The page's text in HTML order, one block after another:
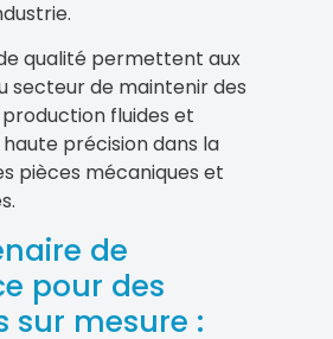
qualité permettent aux
secteur de maintenir des
fluides et
haute précision dans la
pièces mécaniques et
de
pour des
sur mesure :